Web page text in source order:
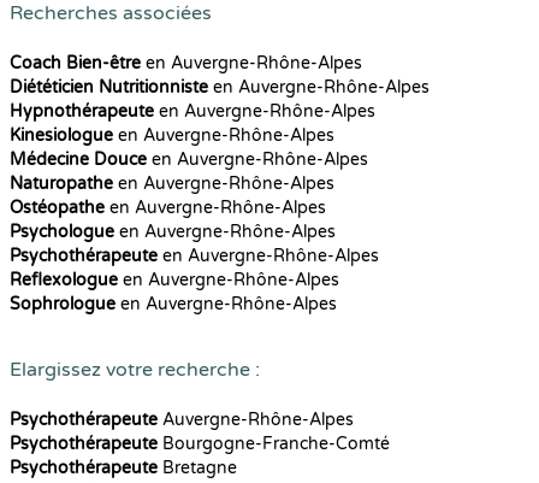
Recherches associées
Coach Bien-être en Auvergne-Rhône-Alpes
Diététicien Nutritionniste en Auvergne-Rhône-Alpes
Hypnothérapeute en Auvergne-Rhône-Alpes
Kinesiologue en Auvergne-Rhône-Alpes
Médecine Douce en Auvergne-Rhône-Alpes
Naturopathe en Auvergne-Rhône-Alpes
Ostéopathe en Auvergne-Rhône-Alpes
Psychologue en Auvergne-Rhône-Alpes
Psychothérapeute en Auvergne-Rhône-Alpes
Reflexologue en Auvergne-Rhône-Alpes
Sophrologue en Auvergne-Rhône-Alpes
Elargissez votre recherche :
Psychothérapeute Auvergne-Rhône-Alpes
Psychothérapeute Bourgogne-Franche-Comté
Psychothérapeute Bretagne